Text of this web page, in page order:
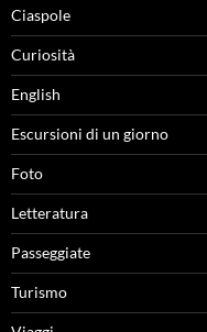
Ciaspole
Curiosità
English
Escursioni di un giorno
Foto
Letteratura
Passeggiate
Turismo